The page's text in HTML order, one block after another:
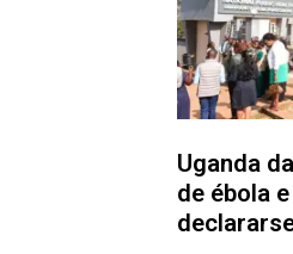
Uganda
de ébola